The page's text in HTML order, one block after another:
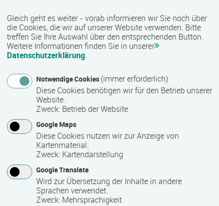
und neuen Angebote im Bereich Bildung und Kultur. Dazu
gehören beispielsweise die Familienbildung (seit 1998 eine
staatlich anerkannte Einrichtung der Weiterbildung), der
Bereich Erste Hilfe, sowie das Fachgebiet Aus- und
Fortbildungen. Ziel ist es somit, künftig im gesamten
Kreisverbandsgebiet Angebote vom Säugling bis zum Senior
vorzuhalten und damit die Vernetzung vor Ort zu fördern.
Bildung, Beratung, Begleitung und Begegnung sollen hier
Hand in Hand gehen!
Die Dienstleistungen sind vielfältig: von Gesundheitskursen
wie Yoga oder Gymnastik, über Bildungsangebote wie z.B.
Erste-Hilfe-Ausbildungen und Kurse für Familien - wir haben
etwas Passendes für Sie. Ob Senioren, Familien, Jugendliche
- alle Menschen jeglicher Herkunft sind bei uns willkommen.
Gleich geht es weiter - vorab informieren wir Sie noch über
die Cookies, die wir auf unserer Website verwenden. Bitte
treffen Sie Ihre Auswahl über den entsprechenden Button.
Weitere Informationen finden Sie in unserer
Datenschutzerklärung.
Notwendige Cookies (immer erforderlich)
Diese Cookies benötigen wir für den Betrieb unserer
Website.
Zweck: Betrieb der Website
Google Maps
Diese Cookies nutzen wir zur Anzeige von
Kartenmaterial.
Zweck: Kartendarstellung
Google Translate
Wird zur Übersetzung der Inhalte in andere
Sprachen verwendet.
Zweck: Mehrsprachigkeit